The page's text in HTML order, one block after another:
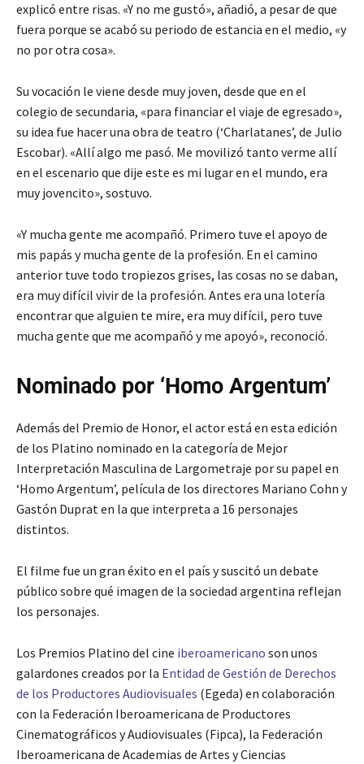
explicó entre risas. «Y no me gustó», añadió, a pesar de que
fuera porque se acabó su periodo de estancia en el medio, «y
no por otra cosa».
Su vocación le viene desde muy joven, desde que en el
colegio de secundaria, «para financiar el viaje de egresado»,
su idea fue hacer una obra de teatro (‘Charlatanes’, de Julio
Escobar). «Allí algo me pasó. Me movilizó tanto verme allí
en el escenario que dije este es mi lugar en el mundo, era
muy jovencito», sostuvo.
«Y mucha gente me acompañó. Primero tuve el apoyo de
mis papás y mucha gente de la profesión. En el camino
anterior tuve todo tropiezos grises, las cosas no se daban,
era muy difícil vivir de la profesión. Antes era una lotería
encontrar que alguien te mire, era muy difícil, pero tuve
mucha gente que me acompañó y me apoyó», reconoció.
Nominado por ‘Homo Argentum’
Además del Premio de Honor, el actor está en esta edición
de los Platino nominado en la categoría de Mejor
Interpretación Masculina de Largometraje por su papel en
‘Homo Argentum’, película de los directores Mariano Cohn y
Gastón Duprat en la que interpreta a 16 personajes
distintos.
El filme fue un gran éxito en el país y suscitó un debate
público sobre qué imagen de la sociedad argentina reflejan
los personajes.
Los Premios Platino del cine iberoamericano son unos
galardones creados por la Entidad de Gestión de Derechos
de los Productores Audiovisuales (Egeda) en colaboración
con la Federación Iberoamericana de Productores
Cinematográficos y Audiovisuales (Fipca), la Federación
Iberoamericana de Academias de Artes y Ciencias